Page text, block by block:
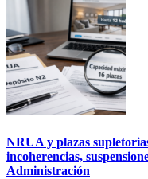
NRUA y plazas
incoherencias,
Administración